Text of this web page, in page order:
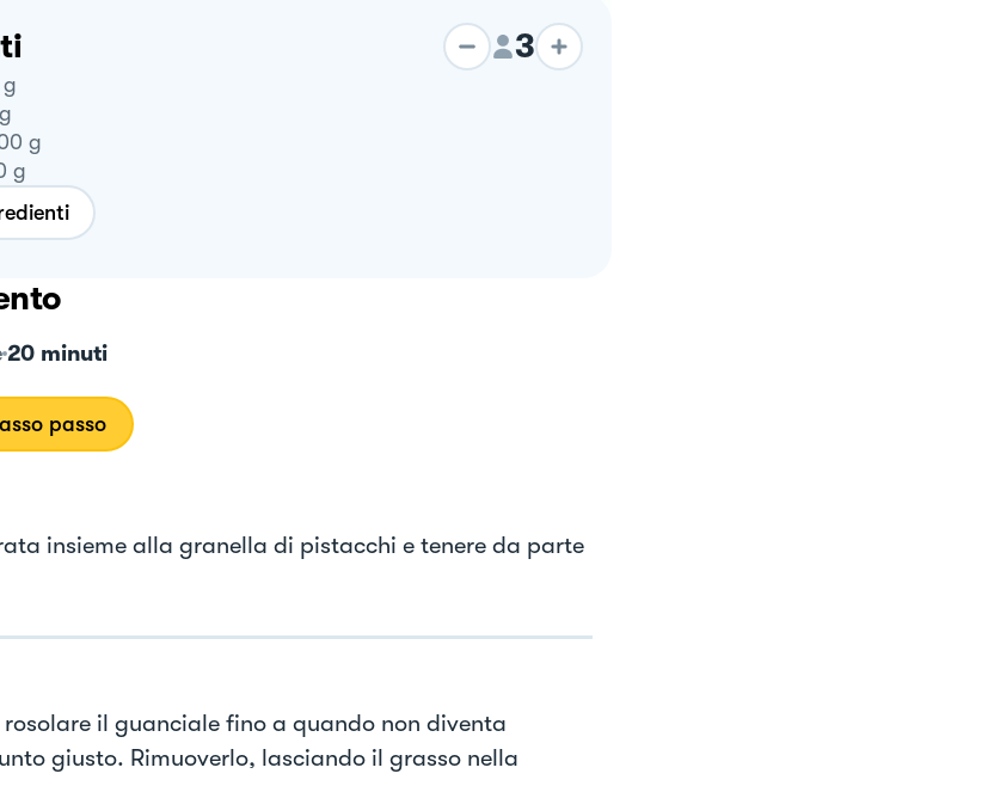
3
g
g
g
g
20 minuti
passo
insieme alla granella di pistacchi e tenere da parte
il guanciale fino a quando non diventa
giusto. Rimuoverlo, lasciando il grasso nella